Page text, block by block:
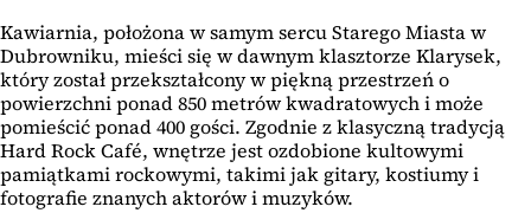
Kawiarnia, położona w samym sercu Starego Miasta w
Dubrowniku, mieści się w dawnym klasztorze Klarysek,
który został przekształcony w piękną przestrzeń o
powierzchni ponad 850 metrów kwadratowych i może
pomieścić ponad 400 gości. Zgodnie z klasyczną tradycją
Hard Rock Café, wnętrze jest ozdobione kultowymi
pamiątkami rockowymi, takimi jak gitary, kostiumy i
fotografie znanych aktorów i muzyków.